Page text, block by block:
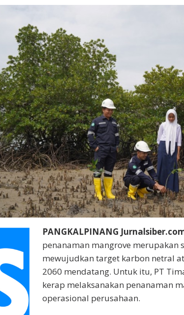
PANGKALPINANG
penanaman mangrove merupakan
mewujudkan target karbon netral
2060 mendatang. Untuk itu, PT
kerap melaksanakan penanaman
operasional perusahaan.